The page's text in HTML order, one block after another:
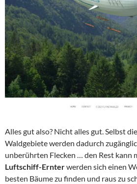
Alles gut also? Nicht alles gut. Selbst
Waldgebiete werden dadurch
unberührten Flecken … den Rest kann
Luftschiff-Ernterwerden sich einen
besten Bäume zu finden und raus zu